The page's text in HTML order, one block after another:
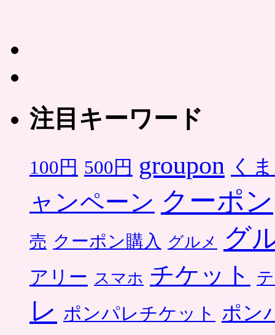
注目キーワード
100円 500円 groupon く
ャンペーン クーポン
売 クーポン購入 グルメ グ
アリー スマホ チケット
レ ポンパレチケット ポン